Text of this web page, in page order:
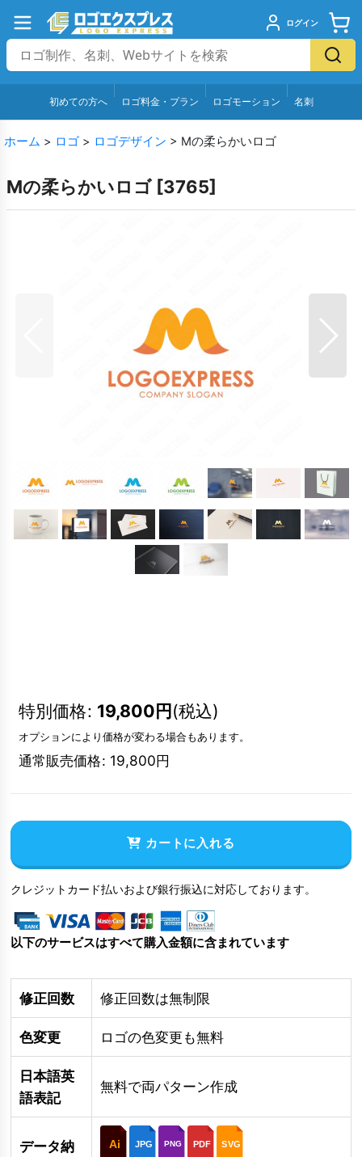
ログイン
初めての方へ ロゴ料金・プラン ロゴモーション 名刺
ホーム > ロゴ > ロゴデザイン > Mの柔らかいロゴ
Mの柔らかいロゴ [3765]
特別価格: 19,800円(税込)
オプションにより価格が変わる場合もあります。
通常販売価格: 19,800円
カートに入れる
クレジットカード払いおよび銀行振込に対応しております。
以下のサービスはすべて購入金額に含まれています
修正回数 修正回数は無制限
色変更 ロゴの色変更も無料
日本語英
語表記
無料で両パターン作成
データ納
Ai JPG PNG PDF SVG